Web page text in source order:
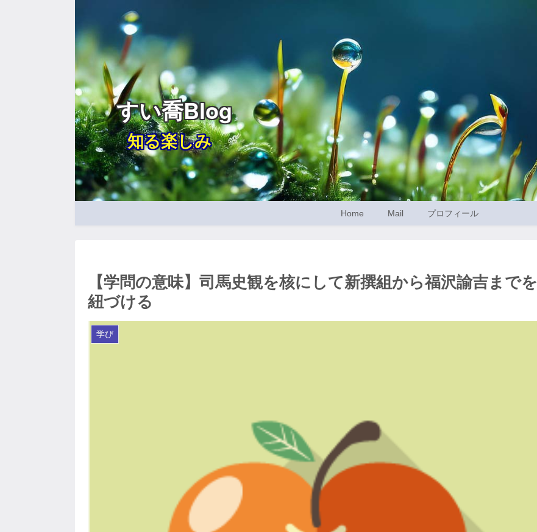
すい喬Blog
知る楽しみ
Home Mail プロフィール
【学問の意味】司馬史観を核にして新撰組から福沢諭吉までを
紐づける
学び